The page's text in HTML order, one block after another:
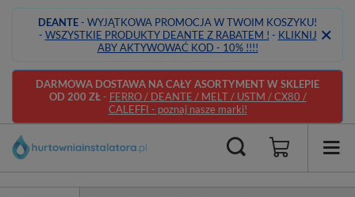
DEANTE- WYJĄTKOWA PROMOCJA W TWOIM KOSZYKU!
- WSZYSTKIE PRODUKTY DEANTE Z RABATEM ! - KLIKNIJ
ABY AKTYWOWAĆ KOD - 10% !!!!
DARMOWA DOSTAWA NA CAŁY ASORTYMENT W SKLEPIE
OD 200 ZŁ- FERRO / DEANTE / MELT / USTM / CX80 /
CALEFFI - poznaj nasze marki!